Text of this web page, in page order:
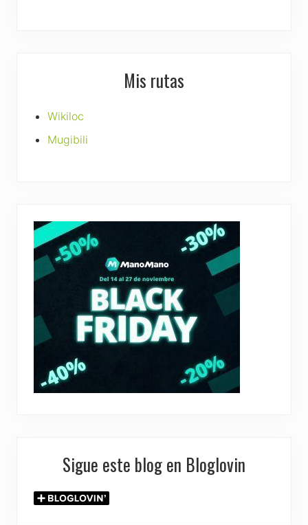
Mis rutas
Wikiloc
Mugibili
Sigue este blog en Bloglovin